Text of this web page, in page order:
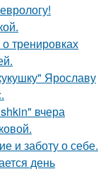
тренировках
Ярославу
вчера
и заботу о себе.
день